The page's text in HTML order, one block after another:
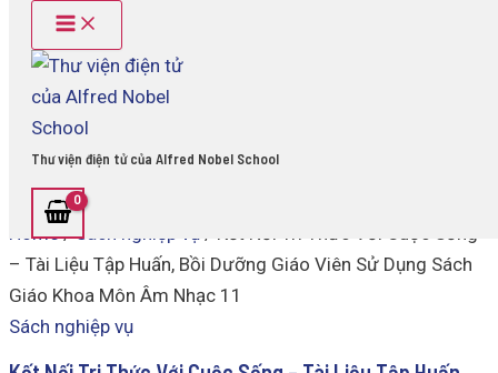
content
Main
Menu
Thư viện điện tử của Alfred Nobel School
Home/Sách nghiệp vụ / Kết Nối Tri Thức Với Cuộc Sống
– Tài Liệu Tập Huấn, Bồi Dưỡng Giáo Viên Sử Dụng Sách
Giáo Khoa Môn Âm Nhạc 11
Sách nghiệp vụ
Cuộc
Huấn,
Dưỡng
Giáo
Sử